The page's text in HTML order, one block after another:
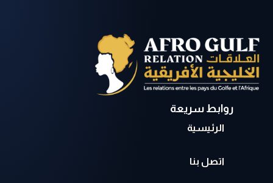
روابط سريعة
الرئيسية
اتصل بنا